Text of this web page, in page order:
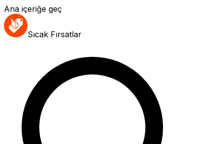
Ana içeriğe geç
Sıcak Fırsatlar